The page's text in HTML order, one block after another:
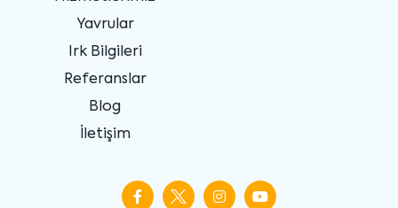
Yavrular
Irk Bilgileri
Referanslar
Blog
İletişim